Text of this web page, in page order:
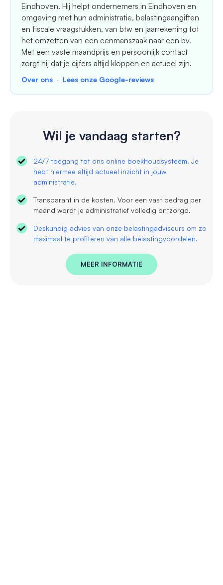
Eindhoven. Hij helpt ondernemers in Eindhoven en
omgeving met hun administratie, belastingaangiften
en fiscale vraagstukken, van btw en jaarrekening tot
het omzetten van een eenmanszaak naar een bv.
Met een vaste maandprijs en persoonlijk contact
zorgt hij dat je cijfers altijd kloppen en actueel zijn.
Over ons · Lees onze Google-reviews
Wil je vandaag starten?
24/7 toegang tot ons online boekhoudsysteem. Je
hebt hiermee altijd actueel inzicht in jouw
administratie.
Transparant in de kosten. Voor een vast bedrag per
maand wordt je administratief volledig ontzorgd.
Deskundig advies van onze belastingadviseurs om zo
maximaal te profiteren van alle belastingvoordelen.
MEER INFORMATIE